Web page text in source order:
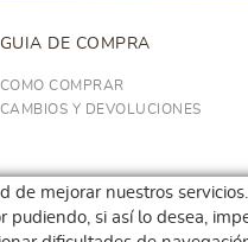
GUIA DE COMPRA
COMO COMPRAR
CAMBIOS Y DEVOLUCIONES
mejorar nuestros
si así lo desea,